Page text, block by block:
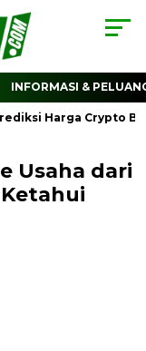
INFORMASI &
Crypto Bitcoin:
Usaha dari